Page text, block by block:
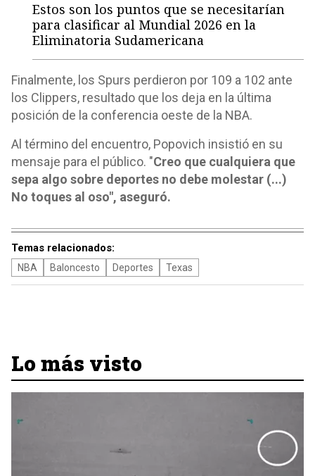
Estos son los puntos que se necesitarían
para clasificar al Mundial 2026 en la
Eliminatoria Sudamericana
Finalmente, los Spurs perdieron por 109 a 102 ante
los Clippers, resultado que los deja en la última
posición de la conferencia oeste de la NBA.
Al término del encuentro, Popovich insistió en su
mensaje para el público. "Creo que cualquiera que
sepa algo sobre deportes no debe molestar (...)
No toques al oso", aseguró.
Temas relacionados:
NBA Baloncesto Deportes Texas
Lo más visto